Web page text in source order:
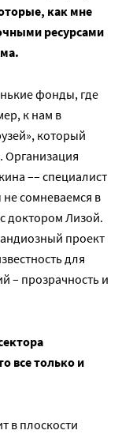
как мне
ресурсами
фонды, где
к нам в
который
Организация
–– специалист
сомневаемся в
доктором Лизой.
проект
для
– прозрачность и
все только и
в плоскости